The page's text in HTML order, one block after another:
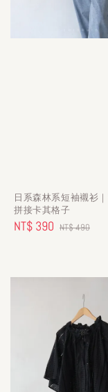
日系森林系短袖襯衫
拼接卡其格子
Sale
NT$ 390 Regular
NT$ 490